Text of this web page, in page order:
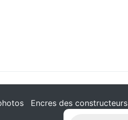
Encres des constructeurs